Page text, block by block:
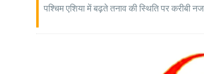
पश्चिम एशिया में बढ़ते तनाव की स्थिति पर करीबी